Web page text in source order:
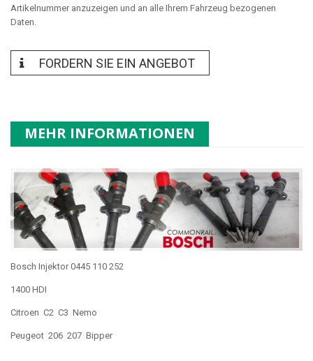
Artikelnummer anzuzeigen und an alle Ihrem Fahrzeug bezogenen
Daten.
FORDERN SIE EIN ANGEBOT
MEHR INFORMATIONEN
Bosch Injektor 0445 110 252
1400 HDI
Citroen C2 C3 Nemo
Peugeot 206 207 Bipper